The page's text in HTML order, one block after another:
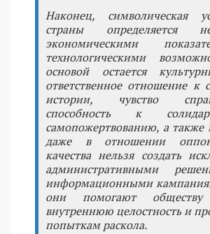
Наконец, символическая
страны определяется
экономическими
технологическими
основой остается
ответственное отношение к
истории, чувство
способность к
самопожертвованию, а также
даже в отношении
качества нельзя создать
административными
информационными
они помогают обществу
внутреннюю целостность и
попыткам раскола.